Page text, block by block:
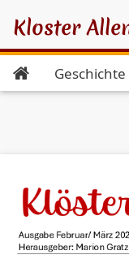
Kloster
Geschichte